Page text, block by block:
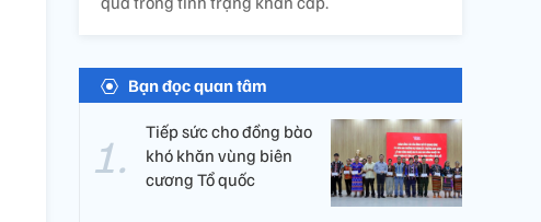
Bạn đọc quan tâm
Tiếp sức cho đồng bào
khó khăn vùng biên
cương Tổ quốc